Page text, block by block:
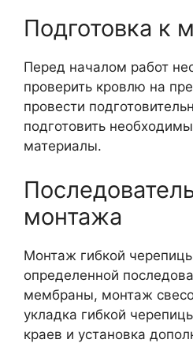
Подготовка к
Перед началом работ
проверить кровлю на
провести
подготовить
материалы.
монтажа
Монтаж гибкой
определенной
мембраны, монтаж
укладка гибкой
краев и установка